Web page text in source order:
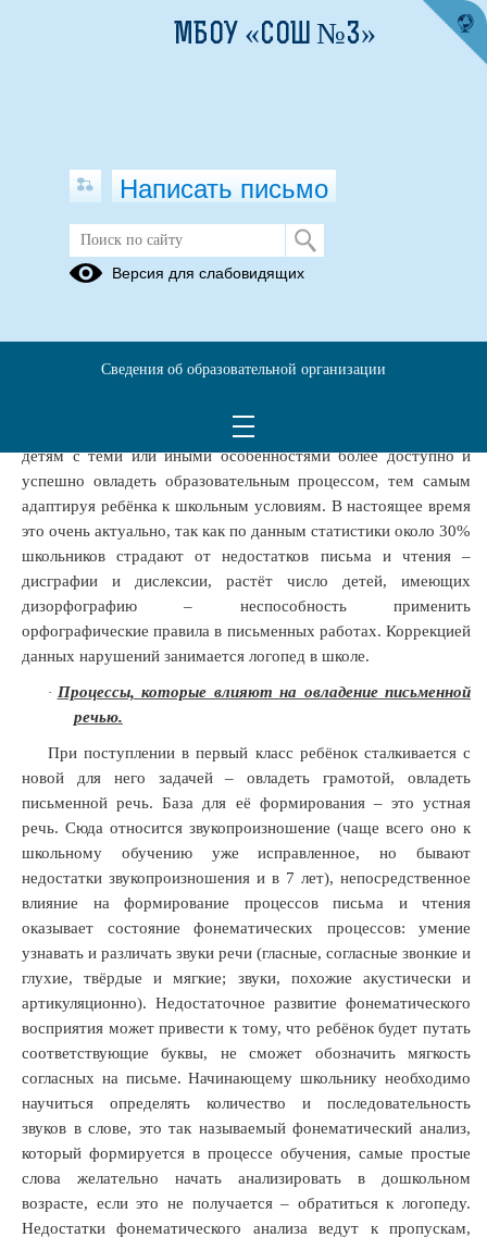
Рекомендации учителя-логопеда
родителям первоклассников
О работе школьного логопеда.
образовательная услуга, это деятельность, которая помогает
детям с теми или иными особенностями более доступно и
успешно овладеть образовательным процессом, тем самым
адаптируя ребёнка к школьным условиям. В настоящее время
это очень актуально, так как по данным статистики около 30%
школьников страдают от недостатков письма и чтения –
дисграфии и дислексии, растёт число детей, имеющих
дизорфографию – неспособность применить
орфографические правила в письменных работах. Коррекцией
данных нарушений занимается логопед в школе.
· Процессы, которые влияют на овладение письменной
речью.
При поступлении в первый класс ребёнок сталкивается с
новой для него задачей – овладеть грамотой, овладеть
письменной речь. База для её формирования – это устная
речь. Сюда относится звукопроизношение (чаще всего оно к
школьному обучению уже исправленное, но бывают
недостатки звукопроизношения и в 7 лет), непосредственное
влияние на формирование процессов письма и чтения
оказывает состояние фонематических процессов: умение
узнавать и различать звуки речи (гласные, согласные звонкие и
глухие, твёрдые и мягкие; звуки, похожие акустически и
артикуляционно). Недостаточное развитие фонематического
восприятия может привести к тому, что ребёнок будет путать
соответствующие буквы, не сможет обозначить мягкость
согласных на письме. Начинающему школьнику необходимо
научиться определять количество и последовательность
звуков в слове, это так называемый фонематический анализ,
который формируется в процессе обучения, самые простые
слова желательно начать анализировать в дошкольном
возрасте, если это не получается – обратиться к логопеду.
Недостатки фонематического анализа ведут к пропускам,
МБОУ «СОШ №3»
Написать письмо
Версия для слабовидящих
Сведения об образовательной организации